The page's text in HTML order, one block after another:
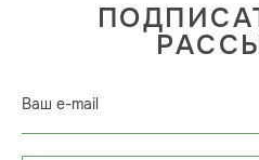
Ваш e-mail